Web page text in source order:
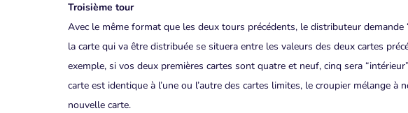
Troisième tour
Avec le même format que les deux tours précédents, le distributeur demande
la carte qui va être distribuée se situera entre les valeurs des deux cartes
exemple, si vos deux premières cartes sont quatre et neuf, cinq sera
carte est identique à l’une ou l’autre des cartes limites, le croupier mélange
nouvelle carte.